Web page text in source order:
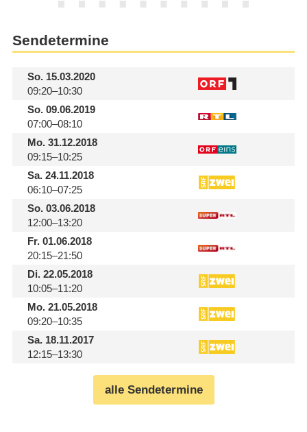
Sendetermine
So.15.03.2020
09:20–10:30
So.09.06.2019
07:00–08:10
Mo.31.12.2018
09:15–10:25
Sa.24.11.2018
06:10–07:25
So.03.06.2018
12:00–13:20
Fr.01.06.2018
20:15–21:50
Di.22.05.2018
10:05–11:20
Mo.21.05.2018
09:20–10:35
Sa.18.11.2017
12:15–13:30
alle Sendetermine